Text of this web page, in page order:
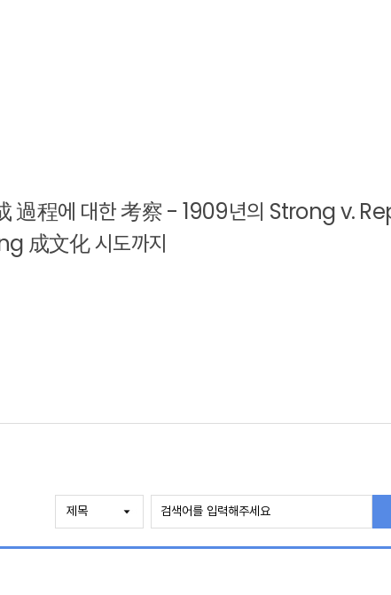
程에 대한 考察 - 1909년의 Strong v.
成文化 시도까지